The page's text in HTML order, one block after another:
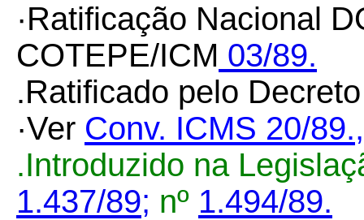
·Ratificação Nacional
COTEPE/ICM 03/89.
.Ratificado pelo
·Ver Conv. ICMS 20/89.,
.Introduzido na
1.437/89; nº 1.494/89.